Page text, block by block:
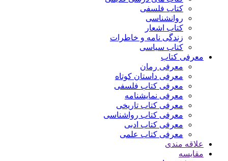
کتاب فلسفی
روانشناسی
کتاب اشعار
زندگی نامه و خاطرات
کتاب سیاسی
معرفی کتاب
معرفی رمان
معرفی داستان کوتاه
معرفی کتاب فلسفی
معرفی نمایشنامه
معرفی کتاب تاریخی
معرفی کتاب رواشناسی
معرفی کتاب ادبی
معرفی کتاب علمی
علاقه مندی
مقایسه